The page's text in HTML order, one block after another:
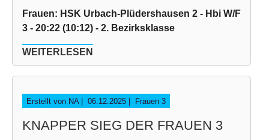
Frauen: HSK Urbach-Plüdershausen 2 - Hbi W/F
3 - 20:22 (10:12) - 2. Bezirksklasse
WEITERLESEN
Erstellt von NA | 06.12.2025 | Frauen 3
KNAPPER SIEG DER FRAUEN 3